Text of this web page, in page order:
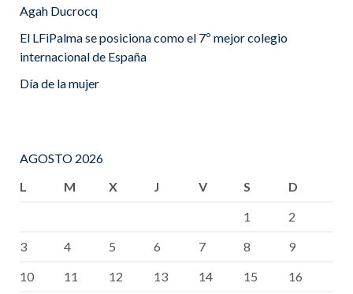
Agah Ducrocq
El LFiPalma se posiciona como el 7º mejor colegio
internacional de España
Día de la mujer
AGOSTO 2026
L
M X J V S
D
1
2
3
4 5 6 7 8
9
10
11 12 13 14 15
16